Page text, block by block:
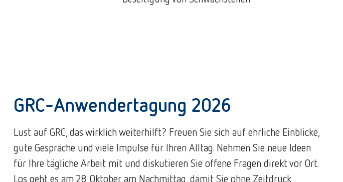
GRC-Anwendertagung 2026
Lust auf GRC, das wirklich weiterhilft? Freuen Sie sich auf ehrliche Einblicke,
gute Gespräche und viele Impulse für Ihren Alltag. Nehmen Sie neue Ideen
für Ihre tägliche Arbeit mit und diskutieren Sie offene Fragen direkt vor Ort.
Los geht es am 28. Oktober am Nachmittag, damit Sie ohne Zeitdruck